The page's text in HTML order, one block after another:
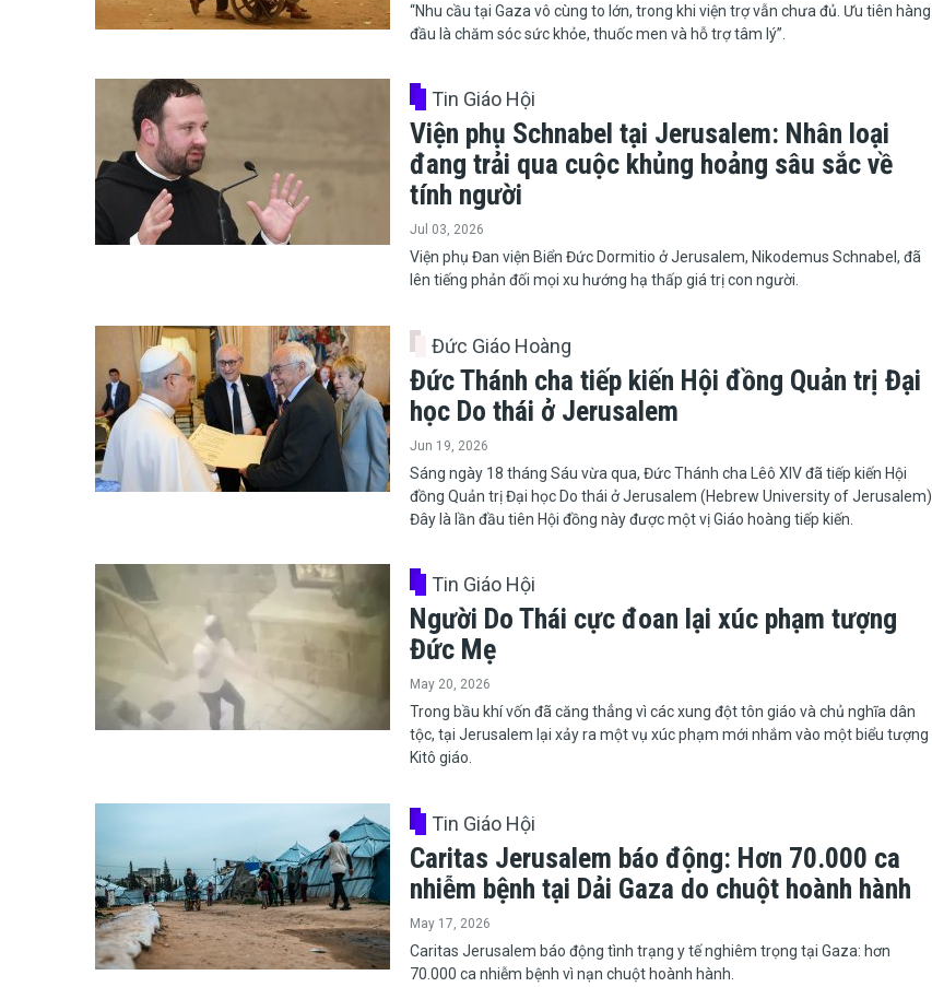
​​​​​​​“Nhu cầu tại Gaza vô cùng to lớn, trong khi viện trợ vẫn chưa đủ. Ưu tiên hàng
đầu là chăm sóc sức khỏe, thuốc men và hỗ trợ tâm lý”.
Tin Giáo Hội
Viện phụ Schnabel tại Jerusalem: Nhân loại
đang trải qua cuộc khủng hoảng sâu sắc về
tính người
Jul 03, 2026
​​​​​​​Viện phụ Đan viện Biển Đức Dormitio ở Jerusalem, Nikodemus Schnabel, đã
lên tiếng phản đối mọi xu hướng hạ thấp giá trị con người.
Đức Giáo Hoàng
Đức Thánh cha tiếp kiến Hội đồng Quản trị Đại
học Do thái ở Jerusalem
Jun 19, 2026
​​​​​​​Sáng ngày 18 tháng Sáu vừa qua, Đức Thánh cha Lêô XIV đã tiếp kiến Hội
đồng Quản trị Đại học Do thái ở Jerusalem (Hebrew University of Jerusalem).
Đây là lần đầu tiên Hội đồng này được một vị Giáo hoàng tiếp kiến.
Tin Giáo Hội
Người Do Thái cực đoan lại xúc phạm tượng
Đức Mẹ
May 20, 2026
Trong bầu khí vốn đã căng thẳng vì các xung đột tôn giáo và chủ nghĩa dân
tộc, tại Jerusalem lại xảy ra một vụ xúc phạm mới nhắm vào một biểu tượng
Kitô giáo.
Tin Giáo Hội
Caritas Jerusalem báo động: Hơn 70.000 ca
nhiễm bệnh tại Dải Gaza do chuột hoành hành
May 17, 2026
Caritas Jerusalem báo động tình trạng y tế nghiêm trọng tại Gaza: hơn
70.000 ca nhiễm bệnh vì nạn chuột hoành hành.